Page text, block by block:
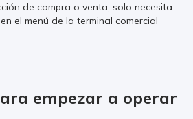
de compra o venta, solo necesita
el menú de la terminal comercial
empezar a operar